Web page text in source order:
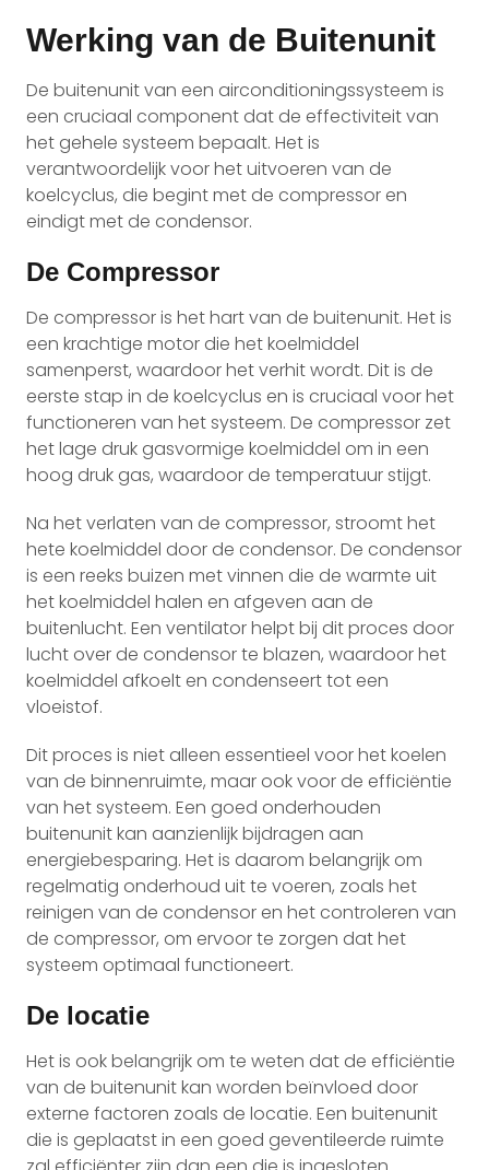
Werking van de Buitenunit
De buitenunit van een airconditioningssysteem is
een cruciaal component dat de effectiviteit van
het gehele systeem bepaalt. Het is
verantwoordelijk voor het uitvoeren van de
koelcyclus, die begint met de compressor en
eindigt met de condensor.
De Compressor
De compressor is het hart van de buitenunit. Het is
een krachtige motor die het koelmiddel
samenperst, waardoor het verhit wordt. Dit is de
eerste stap in de koelcyclus en is cruciaal voor het
functioneren van het systeem. De compressor zet
het lage druk gasvormige koelmiddel om in een
hoog druk gas, waardoor de temperatuur stijgt.
Na het verlaten van de compressor, stroomt het
hete koelmiddel door de condensor. De condensor
is een reeks buizen met vinnen die de warmte uit
het koelmiddel halen en afgeven aan de
buitenlucht. Een ventilator helpt bij dit proces door
lucht over de condensor te blazen, waardoor het
koelmiddel afkoelt en condenseert tot een
vloeistof.
Dit proces is niet alleen essentieel voor het koelen
van de binnenruimte, maar ook voor de efficiëntie
van het systeem. Een goed onderhouden
buitenunit kan aanzienlijk bijdragen aan
energiebesparing. Het is daarom belangrijk om
regelmatig onderhoud uit te voeren, zoals het
reinigen van de condensor en het controleren van
de compressor, om ervoor te zorgen dat het
systeem optimaal functioneert.
De locatie
Het is ook belangrijk om te weten dat de efficiëntie
van de buitenunit kan worden beïnvloed door
externe factoren zoals de locatie. Een buitenunit
die is geplaatst in een goed geventileerde ruimte